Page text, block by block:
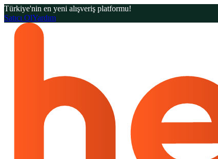
Türkiye'nin en yeni alışveriş platformu!
Satıcı OlYardım